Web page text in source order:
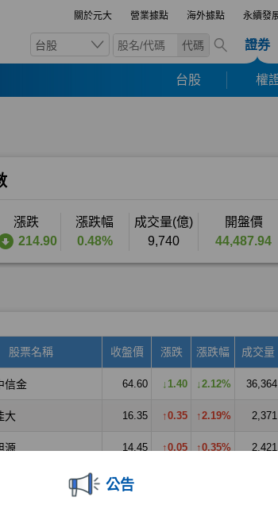
關於元大 營業據點 海外據點 永續發
台股 代碼 證券
台股 權
公告